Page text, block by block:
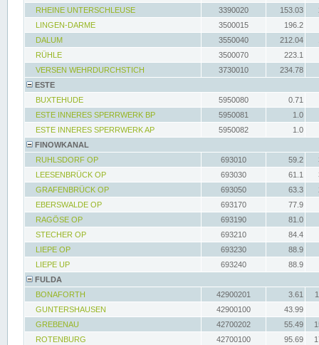
RHEINE UNTERSCHLEUSE
3390020 153.03
LINGEN-DARME
3500015
196.2
DALUM
3550040 212.04
RÜHLE
3500070
223.1
VERSEN WEHRDURCHSTICH
3730010
234.78
ESTE
BUXTEHUDE
5950080
0.71
ESTE INNERES SPERRWERK BP
5950081
1.0
ESTE INNERES SPERRWERK AP
5950082
1.0
FINOWKANAL
RUHLSDORF OP
693010 59.2
LEESENBRÜCK OP
693030 61.1
GRAFENBRÜCK OP
693050 63.3
EBERSWALDE OP
693170
77.9
RAGÖSE OP
693190
81.0
STECHER OP
693210
84.4
LIEPE OP
693230
88.9
LIEPE UP
693240
88.9
FULDA
BONAFORTH
42900201 3.61
GUNTERSHAUSEN
42900100
43.99
GREBENAU
42700202 55.49
ROTENBURG
42700100 95.69